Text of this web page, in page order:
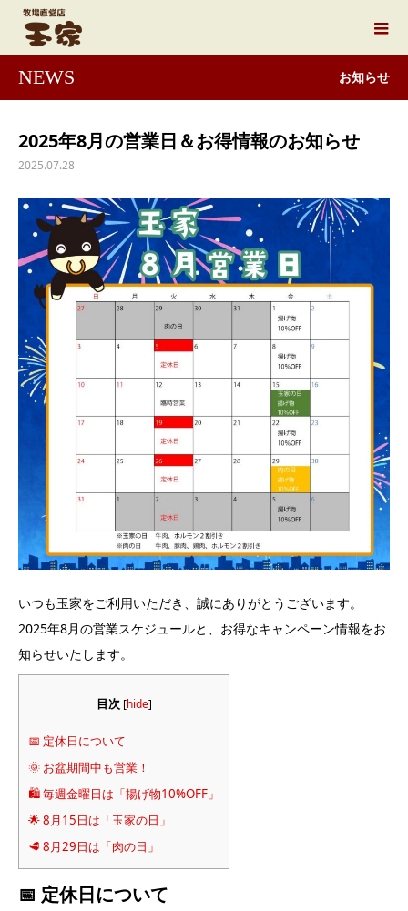
NEWS お知らせ
2025年8月の営業日＆お得情報のお知らせ
2025.07.28
いつも玉家をご利用いただき、誠にありがとうございます。
2025年8月の営業スケジュールと、お得なキャンペーン情報をお
知らせいたします。
目次 [hide]
📅 定休日について
🌞 お盆期間中も営業！
🛍️ 毎週金曜日は「揚げ物10%OFF」
🌟 8月15日は「玉家の日」
🥩 8月29日は「肉の日」
📅 定休日について